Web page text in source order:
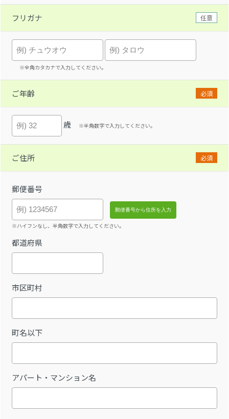
フリガナ 任意
※全角カタカナで入力してください。
ご年齢 必須
歳 ※半角数字で入力してください。
ご住所 必須
郵便番号
※ハイフンなし、半角数字で入力してください。
都道府県
市区町村
町名以下
アパート・マンション名